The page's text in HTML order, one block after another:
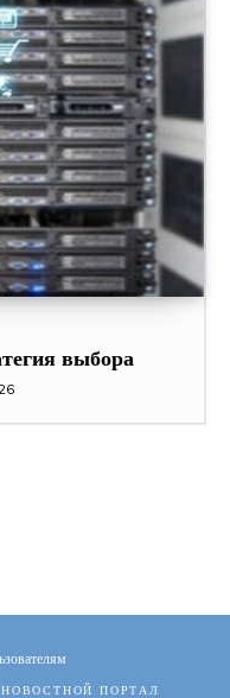
выбора
НОВОСТНОЙ ПОРТАЛ